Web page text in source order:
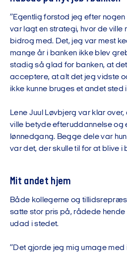
”Egentlig forstod jeg efter
var lagt en strategi, hvor de ville
bidrog med. Det, jeg var mest
mange år i banken ikke blev
stadig så glad for banken, at
acceptere, at alt det jeg vidste
ikke kunne bruges et andet sted
Lene Juul Løvbjerg var klar
ville betyde efteruddannelse og
lønnedgang. Begge dele var
var det, der skulle til for at blive i
Mit andet hjem
Både kollegerne og
satte stor pris på, rådede
udad i stedet.
”Det gjorde jeg mig umage med